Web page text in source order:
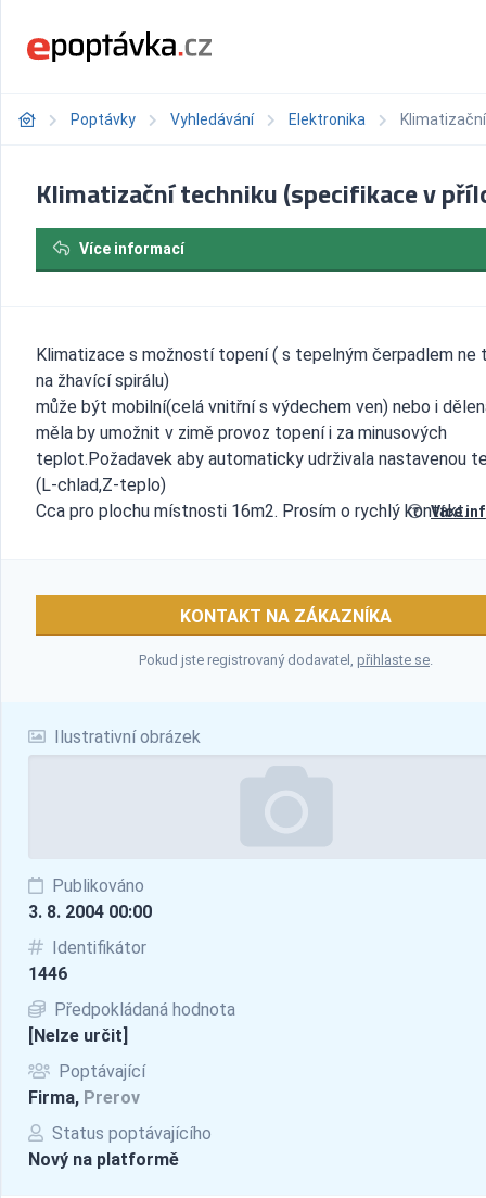
Poptávky Vyhledávání Elektronika
Ilustrativní obrázek
Publikováno
3. 8. 2004 00:00
Identifikátor
1446
Předpokládaná hodnota
[Nelze určit]
Poptávající
Firma, Prerov
Status poptávajícího
Nový na platformě
Klimatizační techniku (specifikace v
Více informací
Klimatizace s možností topení ( s tepelným čerpadlem ne
na žhavící spirálu)
může být mobilní(celá vnitřní s výdechem ven) nebo i
měla by umožnit v zimě provoz topení i za minusových
teplot.Požadavek aby automaticky udrživala nastavenou
(L-chlad,Z-teplo)
Cca pro plochu místnosti 16m2. Prosím o rychlý kontakt.
Více
KONTAKT NA ZÁKAZNÍKA
Pokud jste registrovaný dodavatel, přihlaste se.